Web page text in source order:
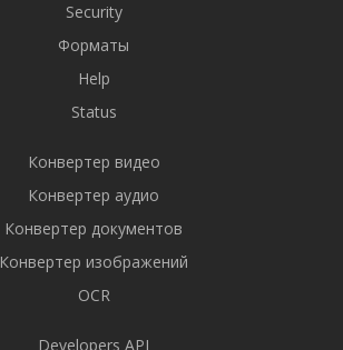
Security
Форматы
Help
Status
Конвертер видео
Конвертер аудио
Конвертер документов
Конвертер изображений
OCR
Developers API